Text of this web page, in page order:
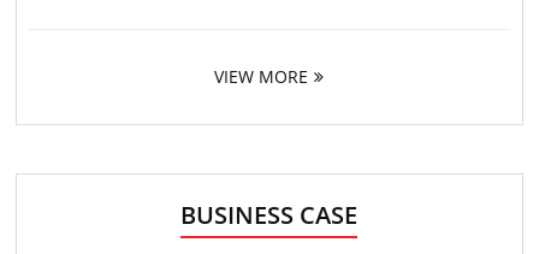
VIEW MORE
BUSINESS CASE